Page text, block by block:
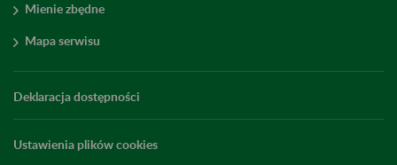
Mienie zbędne
Mapa serwisu
Deklaracja dostępności
Ustawienia plików cookies